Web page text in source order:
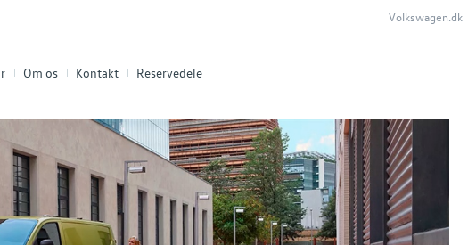
Om os Kontakt Reservedele
Volkswagen.dk